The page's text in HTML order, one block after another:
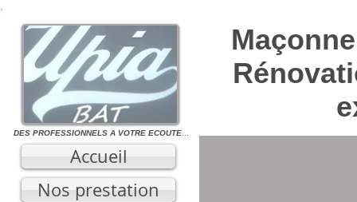
DES PROFESSIONNELS A VOTRE ECOUTE
Accueil
Nos prestation